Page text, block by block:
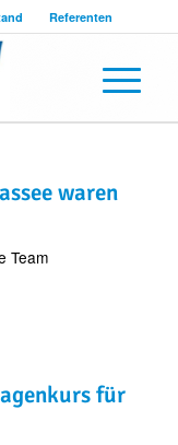
Referenten
waren
Team
für